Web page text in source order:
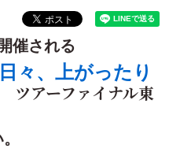
催される
々、上がったり
ツアーファイナル東